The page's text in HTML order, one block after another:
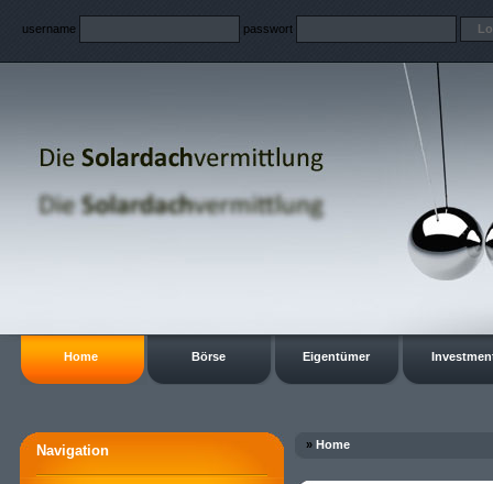
username passwort
Home Börse Eigentümer
Navigation » Home